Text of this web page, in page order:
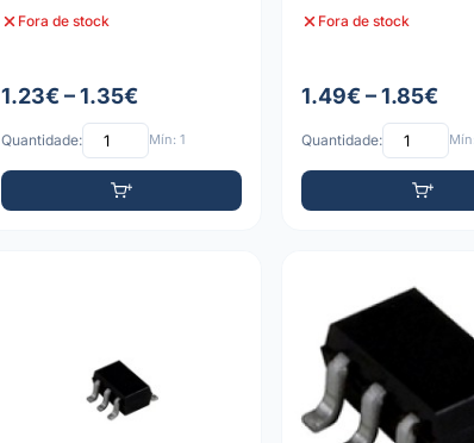
Fora de stock
1.23€ – 1.35€
Quantidade: Mín: 1
Fora de stock
1.49€ – 1.85€
Quantidade: